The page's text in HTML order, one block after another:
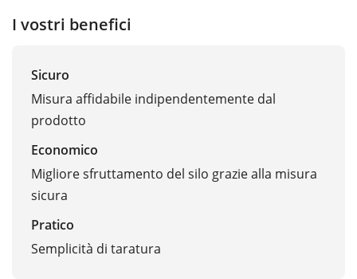
I vostri benefici
Sicuro
Misura affidabile indipendentemente dal
prodotto
Economico
Migliore sfruttamento del silo grazie alla misura
sicura
Pratico
Semplicità di taratura